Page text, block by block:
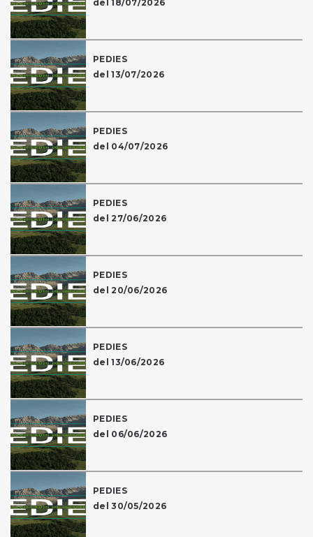
del 18/07/2026
PEDIES
del 13/07/2026
PEDIES
del 04/07/2026
PEDIES
del 27/06/2026
PEDIES
del 20/06/2026
PEDIES
del 13/06/2026
PEDIES
del 06/06/2026
PEDIES
del 30/05/2026